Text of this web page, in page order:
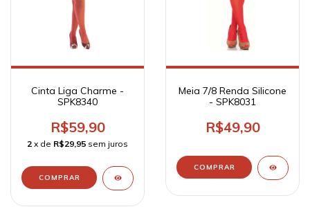
Cinta Liga Charme -
SPK8340
R$59,90
2 x de R$29,95 sem juros
Meia 7/8 Renda Silicone
- SPK8031
R$49,90